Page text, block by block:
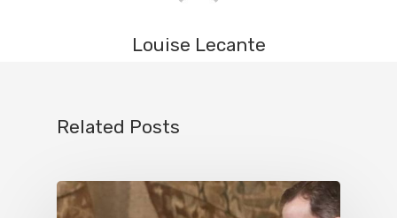
Louise Lecante
Related Posts